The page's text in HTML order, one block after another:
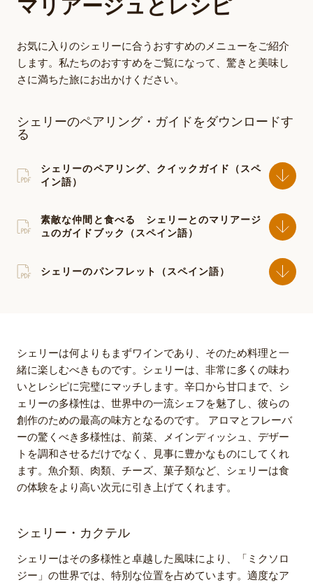
マリアージュとレシピ
お気に入りのシェリーに合うおすすめのメニューをご紹介
します。私たちのおすすめをご覧になって、驚きと美味し
さに満ちた旅にお出かけください。
シェリーのペアリング・ガイドをダウンロードす
る
シェリーのペアリング、クイックガイド（スペ
イン語）
素敵な仲間と食べる シェリーとのマリアージ
ュのガイドブック（スペイン語）
シェリーのパンフレット（スペイン語）
シェリーは何よりもまずワインであり、そのため料理と一
緒に楽しむべきものです。シェリーは、非常に多くの味わ
いとレシピに完璧にマッチします。辛口から甘口まで、シ
ェリーの多様性は、世界中の一流シェフを魅了し、彼らの
創作のための最高の味方となるのです。 アロマとフレーバ
ーの驚くべき多様性は、前菜、メインディッシュ、デザー
トを調和させるだけでなく、見事に豊かなものにしてくれ
ます。魚介類、肉類、チーズ、菓子類など、シェリーは食
の体験をより高い次元に引き上げてくれます。
シェリー・カクテル
シェリーはその多様性と卓越した風味により、「ミクソロ
ジー」の世界では、特別な位置を占めています。適度なア